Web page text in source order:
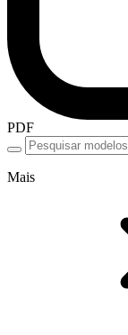
PDF
Mais